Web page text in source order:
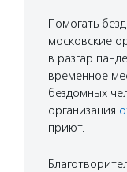
Помогать
московские
в разгар
временное
бездомных
организация
приют.